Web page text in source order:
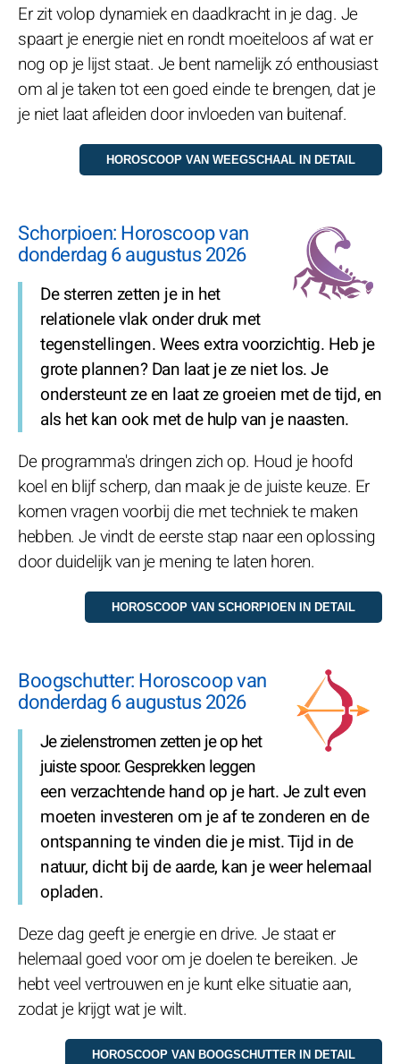
Er zit volop dynamiek en daadkracht in je dag. Je
spaart je energie niet en rondt moeiteloos af wat er
nog op je lijst staat. Je bent namelijk zó enthousiast
om al je taken tot een goed einde te brengen, dat je
je niet laat afleiden door invloeden van buitenaf.
Schorpioen: Horoscoop van
donderdag 6 augustus 2026
De sterren zetten je in het
relationele vlak onder druk met
tegenstellingen. Wees extra voorzichtig. Heb je
grote plannen? Dan laat je ze niet los. Je
ondersteunt ze en laat ze groeien met de tijd, en
als het kan ook met de hulp van je naasten.
De programma's dringen zich op. Houd je hoofd
koel en blijf scherp, dan maak je de juiste keuze. Er
komen vragen voorbij die met techniek te maken
hebben. Je vindt de eerste stap naar een oplossing
door duidelijk van je mening te laten horen.
Boogschutter: Horoscoop van
donderdag 6 augustus 2026
Je zielenstromen zetten je op het
juiste spoor. Gesprekken leggen
een verzachtende hand op je hart. Je zult even
moeten investeren om je af te zonderen en de
ontspanning te vinden die je mist. Tijd in de
natuur, dicht bij de aarde, kan je weer helemaal
opladen.
Deze dag geeft je energie en drive. Je staat er
helemaal goed voor om je doelen te bereiken. Je
hebt veel vertrouwen en je kunt elke situatie aan,
zodat je krijgt wat je wilt.